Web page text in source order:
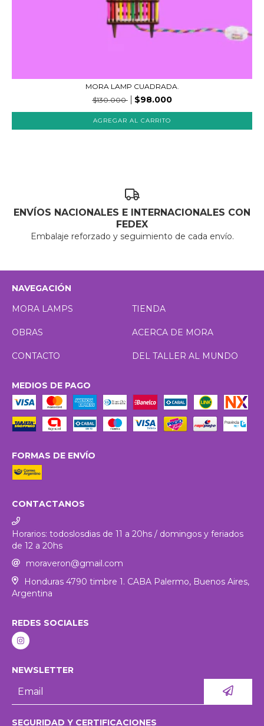
MORA LAMP CUADRADA.
$130.000
$98.000
ENVÍOS NACIONALES E INTERNACIONALES CON
FEDEX
Embalaje reforzado y seguimiento de cada envío.
NAVEGACIÓN
MORA LAMPS
TIENDA
OBRAS ACERCA DE MORA
CONTACTO DEL TALLER AL MUNDO
MEDIOS DE PAGO
FORMAS DE ENVÍO
CONTACTANOS
Horarios: todoslosdias de 11 a 20hs / domingos y feriados
de 12 a 20hs
moraveron@gmail.com
Honduras 4790 timbre 1. CABA Palermo, Buenos Aires,
Argentina
REDES SOCIALES
NEWSLETTER
SEGURIDAD Y CERTIFICACIONES